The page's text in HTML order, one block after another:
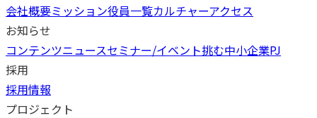
会社概要ミッション役員一覧カルチャーアクセス
お知らせ
コンテンツニュースセミナー/イベント挑む中小企業PJ
採用
採用情報
プロジェクト